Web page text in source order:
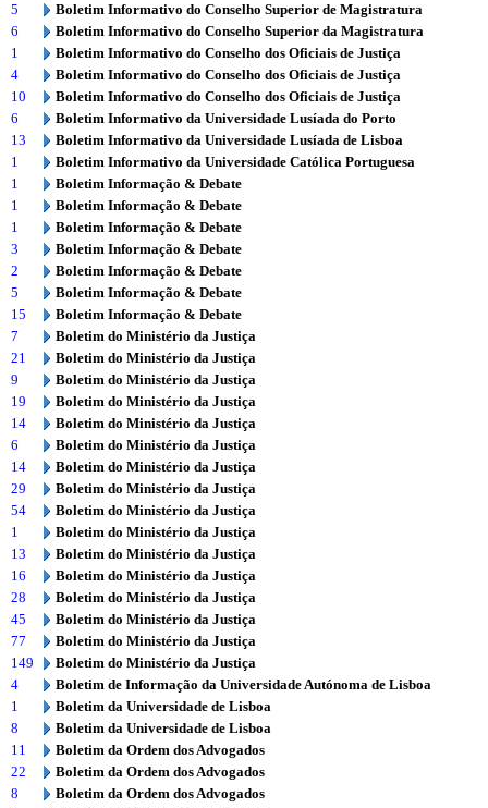
5
Boletim Informativo do Conselho Superior de Magistratura
6
Boletim Informativo do Conselho Superior da Magistratura
1
Boletim Informativo do Conselho dos Oficiais de Justiça
4
Boletim Informativo do Conselho dos Oficiais de Justiça
10
Boletim Informativo do Conselho dos Oficiais de Justiça
6
Boletim Informativo da Universidade Lusíada do Porto
13
Boletim Informativo da Universidade Lusíada de Lisboa
1
Boletim Informativo da Universidade Católica Portuguesa
1
Boletim Informação & Debate
1
Boletim Informação & Debate
1
Boletim Informação & Debate
3
Boletim Informação & Debate
2
Boletim Informação & Debate
5
Boletim Informação & Debate
15
Boletim Informação & Debate
7
Boletim do Ministério da Justiça
21
Boletim do Ministério da Justiça
9
Boletim do Ministério da Justiça
19
Boletim do Ministério da Justiça
14
Boletim do Ministério da Justiça
6
Boletim do Ministério da Justiça
14
Boletim do Ministério da Justiça
29
Boletim do Ministério da Justiça
54
Boletim do Ministério da Justiça
1
Boletim do Ministério da Justiça
13
Boletim do Ministério da Justiça
16
Boletim do Ministério da Justiça
28
Boletim do Ministério da Justiça
45
Boletim do Ministério da Justiça
77
Boletim do Ministério da Justiça
149
Boletim do Ministério da Justiça
4
Boletim de Informação da Universidade Autónoma de Lisboa
1
Boletim da Universidade de Lisboa
8
Boletim da Universidade de Lisboa
11
Boletim da Ordem dos Advogados
22
Boletim da Ordem dos Advogados
8
Boletim da Ordem dos Advogados